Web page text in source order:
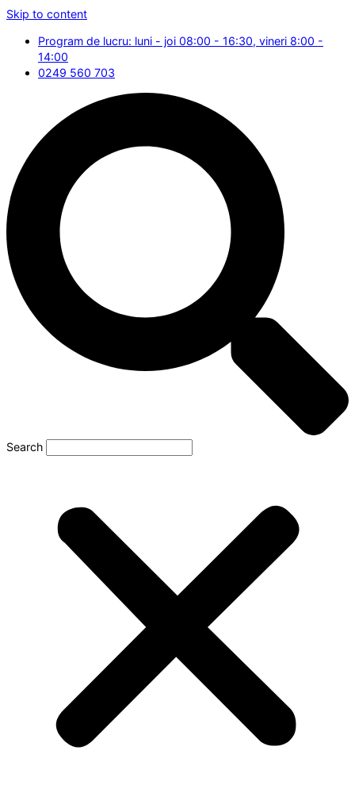
Skip to content
Program de lucru: luni - joi 08:00 - 16:30, vineri 8:00 -
14:00
0249 560 703
Search